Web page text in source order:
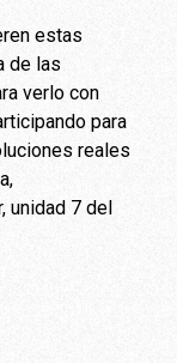
estas
de las
verlo con
para
reales
unidad 7 del